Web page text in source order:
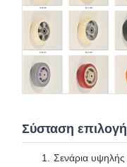
Σύσταση
Σενάρια